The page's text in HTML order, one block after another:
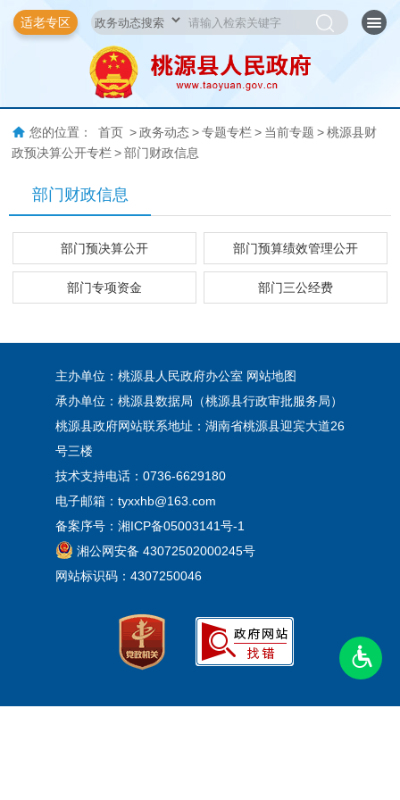
适老专区
您的位置： 首页 > 政务动态 > 专题专栏 > 当前专题 > 桃源县财
政预决算公开专栏 > 部门财政信息
部门财政信息
部门预决算公开 部门预算绩效管理公开
部门专项资金 部门三公经费
主办单位：桃源县人民政府办公室 网站地图
承办单位：桃源县数据局（桃源县行政审批服务局）
桃源县政府网站联系地址：湖南省桃源县迎宾大道26
号三楼
技术支持电话：0736-6629180
电子邮箱：tyxxhb@163.com
备案序号： 湘ICP备05003141号-1
湘公网安备 43072502000245号
网站标识码：4307250046